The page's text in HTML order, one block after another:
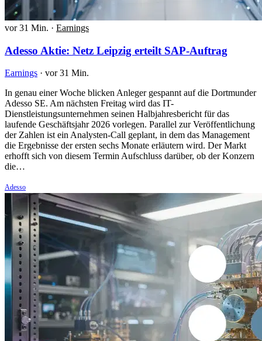
vor 31 Min. · Earnings
Adesso Aktie: Netz Leipzig erteilt SAP-Auftrag
Earnings · vor 31 Min.
In genau einer Woche blicken Anleger gespannt auf die Dortmunder
Adesso SE. Am nächsten Freitag wird das IT-
Dienstleistungsunternehmen seinen Halbjahresbericht für das
laufende Geschäftsjahr 2026 vorlegen. Parallel zur Veröffentlichung
der Zahlen ist ein Analysten-Call geplant, in dem das Management
die Ergebnisse der ersten sechs Monate erläutern wird. Der Markt
erhofft sich von diesem Termin Aufschluss darüber, ob der Konzern
die…
Adesso